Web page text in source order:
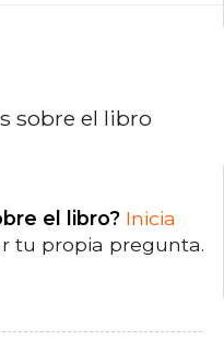
sobre el libro
el libro? Inicia
tu propia pregunta.